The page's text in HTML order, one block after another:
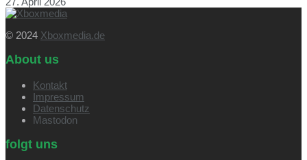
© 2024 Xboxmedia.de
About us
Kontakt
Impressum
Datenschutz
Mastodon
folgt uns